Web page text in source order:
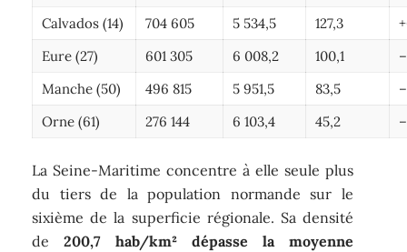
Calvados (14) 704 605 5 534,5 127,3
Eure (27)
601 305 6 008,2 100,1
Manche (50)
496 815 5 951,5 83,5
Orne (61)
276 144 6 103,4 45,2
La Seine-Maritime concentre à elle seule plus
du tiers de la population normande sur le
sixième de la superficie régionale. Sa densité
de200,7 hab/km² dépasse la moyenne